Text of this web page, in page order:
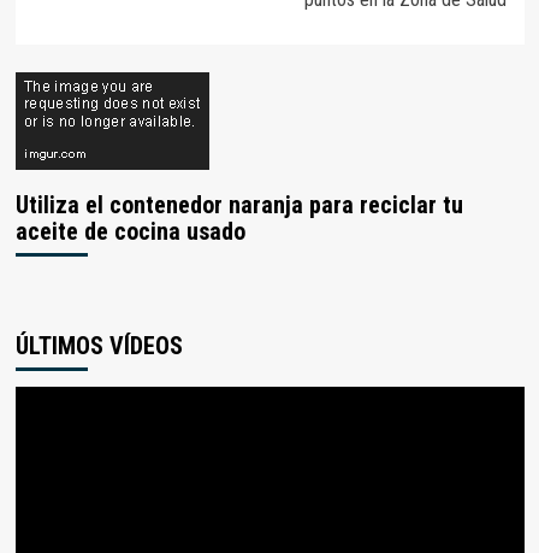
Utiliza el contenedor naranja para reciclar tu
aceite de cocina usado
ÚLTIMOS VÍDEOS